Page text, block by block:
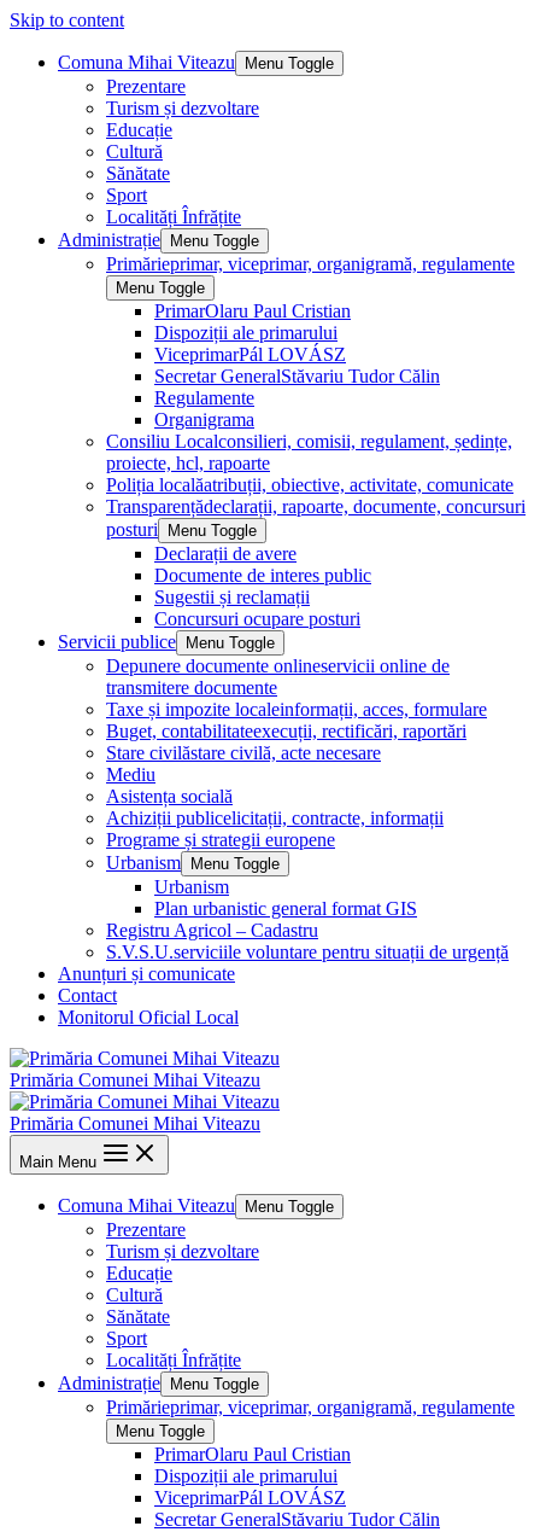
Skip to content
Comuna Mihai Viteazu Menu Toggle
Prezentare
Turism și dezvoltare
Educație
Cultură
Sănătate
Sport
Localități Înfrățite
Administrație
Menu Toggle
Primărieprimar, viceprimar, organigramă, regulamente
Menu Toggle
PrimarOlaru Paul Cristian
Dispoziții ale primarului
ViceprimarPál LOVÁSZ
Secretar GeneralStăvariu Tudor Călin
Regulamente
Organigrama
Consiliu Localconsilieri, comisii, regulament, ședințe,
proiecte, hcl, rapoarte
Poliția localăatribuții, obiective, activitate, comunicate
Transparențădeclarații, rapoarte, documente, concursuri
posturi
Menu Toggle
Declarații de avere
Documente de interes public
Sugestii și reclamații
Concursuri ocupare posturi
Servicii publice
Menu Toggle
Depunere documente onlineservicii online de
transmitere documente
Taxe și impozite localeinformații, acces, formulare
Buget, contabilitateexecuții, rectificări, raportări
Stare civilăstare civilă, acte necesare
Mediu
Asistența socială
Achiziții publicelicitații, contracte, informații
Programe și strategii europene
Urbanism
Menu Toggle
Urbanism
Plan urbanistic general format GIS
Registru Agricol – Cadastru
S.V.S.U.serviciile voluntare pentru situații de urgență
Anunțuri și comunicate
Contact
Monitorul Oficial Local
Primăria Comunei Mihai Viteazu
Primăria Comunei Mihai Viteazu
Main Menu
Comuna Mihai Viteazu Menu Toggle
Prezentare
Turism și dezvoltare
Educație
Cultură
Sănătate
Sport
Localități Înfrățite
Administrație
Menu Toggle
Primărieprimar, viceprimar, organigramă, regulamente
Menu Toggle
PrimarOlaru Paul Cristian
Dispoziții ale primarului
ViceprimarPál LOVÁSZ
Secretar GeneralStăvariu Tudor Călin